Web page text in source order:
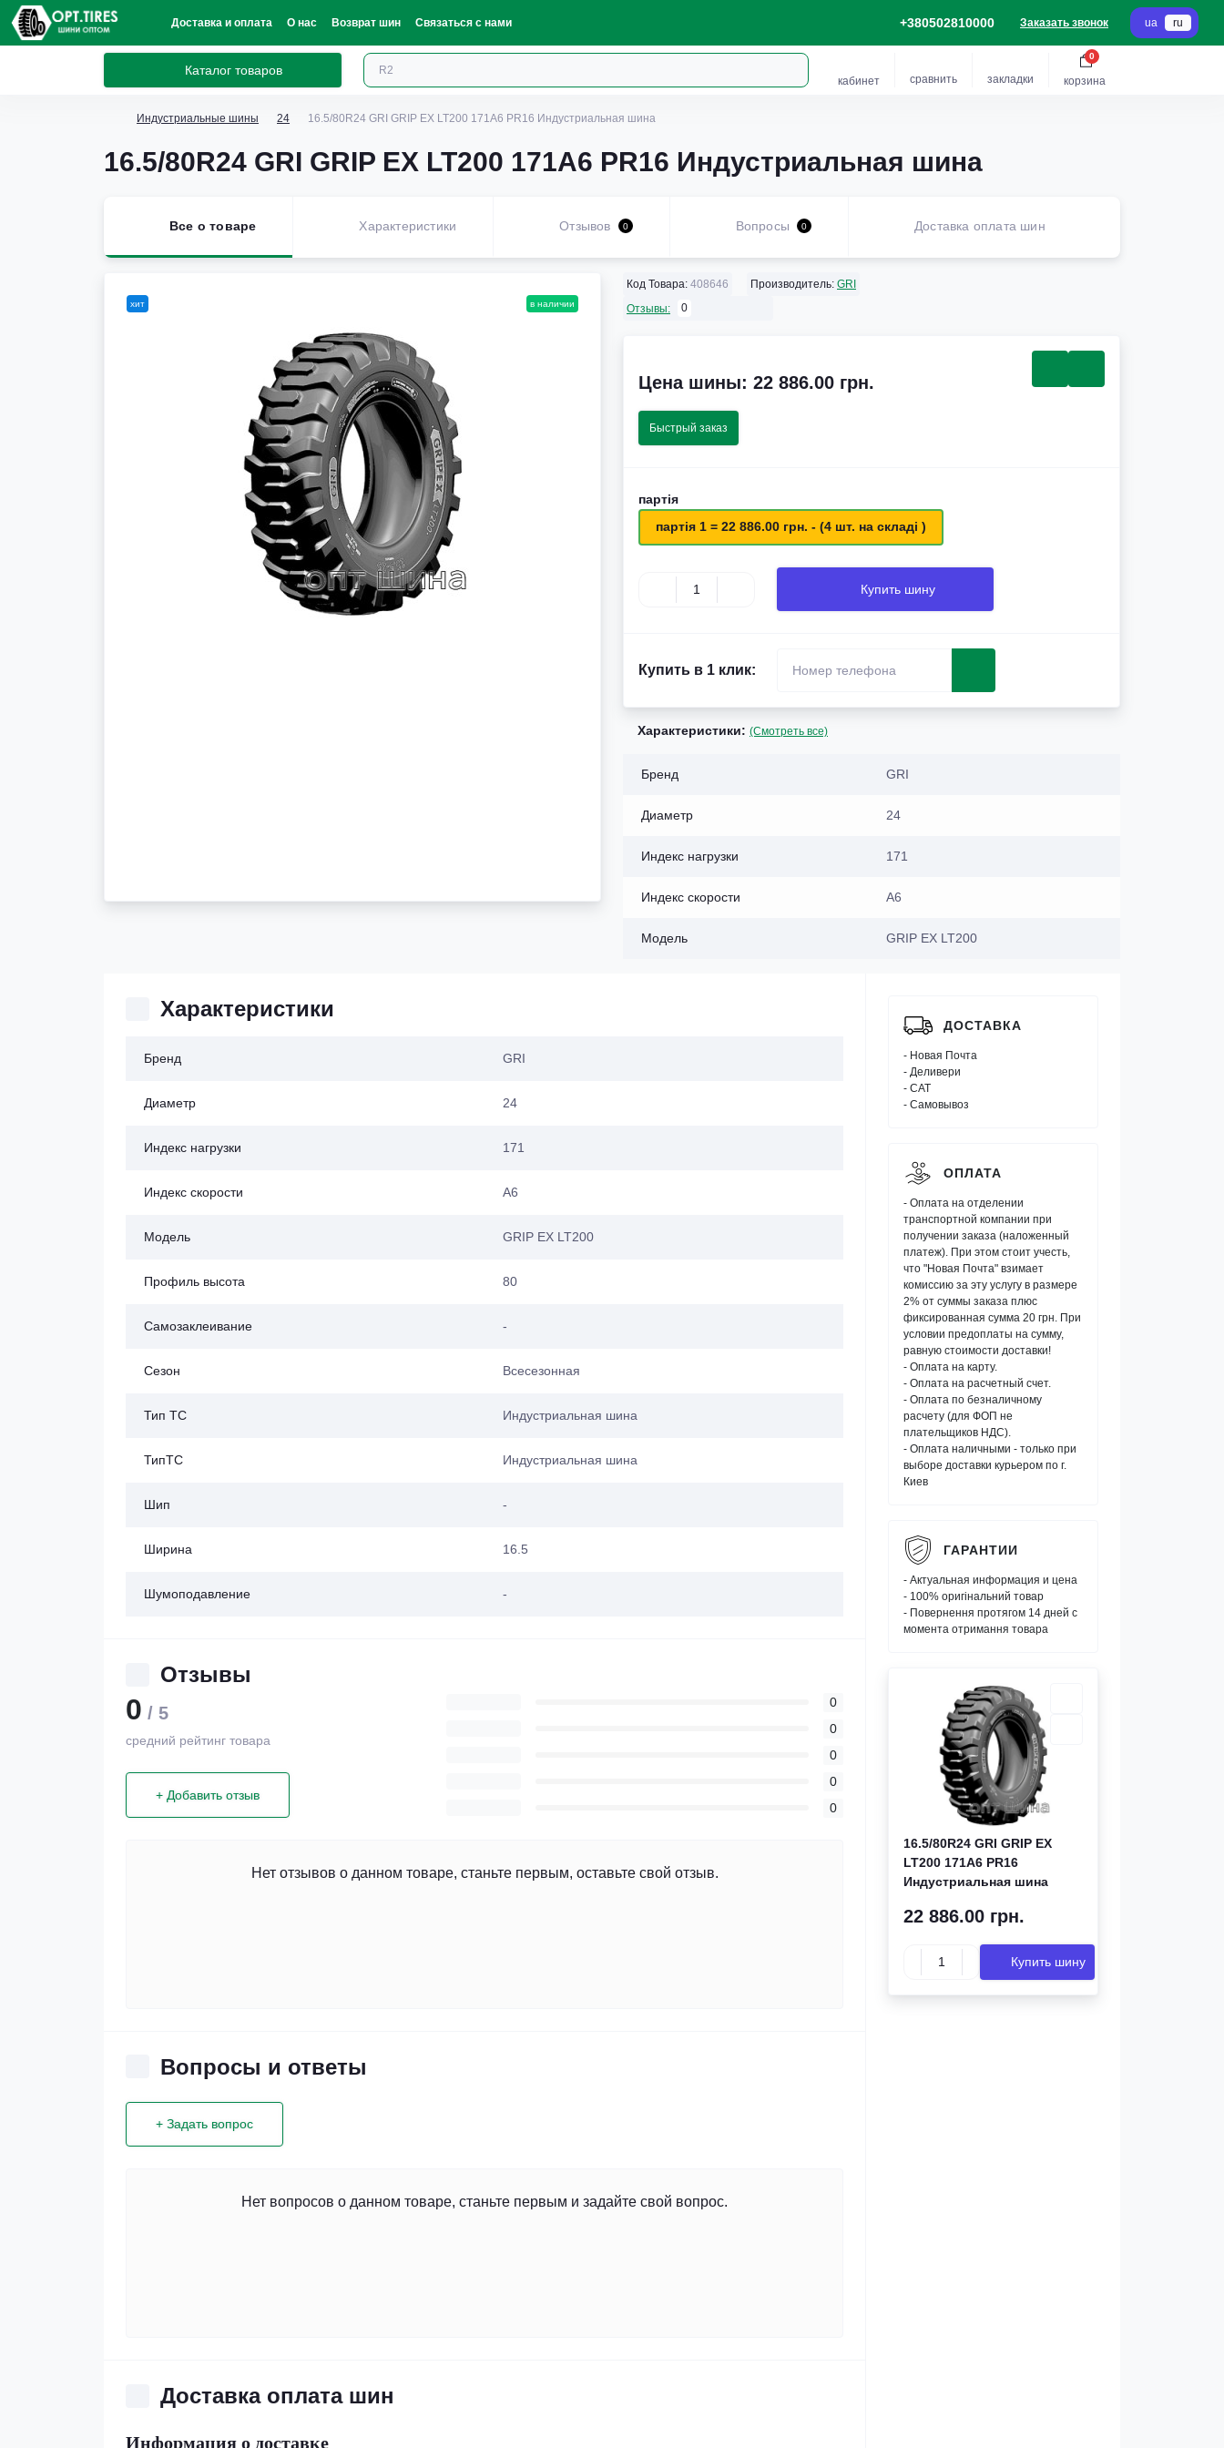
Доставка и оплата О нас Возврат шин Связаться с нами +380502810000 Заказать звонок ua ru
Каталог товаров
кабинет сравнить закладки корзина
0
Индустриальные шины 24 16.5/80R24 GRI GRIP EX LT200 171A6 PR16 Индустриальная шина
16.5/80R24 GRI GRIP EX LT200 171A6 PR16 Индустриальная шина
Все о товаре Характеристики Отзывов 0 Вопросы 0 Доставка оплата шин
хит в наличии
Код Товара: 408646 Производитель: GRI
Отзывы:
0
Цена шины: 22 886.00 грн.
Быстрый заказ
партія
партія 1 = 22 886.00 грн. - (4 шт. на складі )
Купить шину
Купить в 1 клик:
Характеристики: (Смотреть все)
Бренд GRI
Диаметр 24
Индекс нагрузки 171
Индекс скорости A6
Модель GRIP EX LT200
Характеристики
Бренд GRI
Диаметр 24
Индекс нагрузки 171
Индекс скорости A6
Модель GRIP EX LT200
Профиль высота 80
Самозаклеивание -
Сезон Всесезонная
Тип ТС Индустриальная шина
ТипТС Индустриальная шина
Шип -
Ширина 16.5
Шумоподавление -
Отзывы
0 / 5
средний рейтинг товара
+ Добавить отзыв
0
0
0
0
0
Нет отзывов о данном товаре, станьте первым, оставьте свой отзыв.
Вопросы и ответы
+ Задать вопрос
Нет вопросов о данном товаре, станьте первым и задайте свой вопрос.
Доставка оплата шин
Информация о доставке
ДОСТАВКА
- Новая Почта
- Деливери
- САТ
- Самовывоз
ОПЛАТА
- Оплата на отделении
транспортной компании при
получении заказа (наложенный
платеж). При этом стоит учесть,
что "Новая Почта" взимает
комиссию за эту услугу в размере
2% от суммы заказа плюс
фиксированная сумма 20 грн. При
условии предоплаты на сумму,
равную стоимости доставки!
- Оплата на карту.
- Оплата на расчетный счет.
- Оплата по безналичному
расчету (для ФОП не
плательщиков НДС).
- Оплата наличными - только при
выборе доставки курьером по г.
Киев
ГАРАНТИИ
- Актуальная информация и цена
- 100% оригінальний товар
- Повернення протягом 14 дней с
момента отримання товара
16.5/80R24 GRI GRIP EX
LT200 171A6 PR16
Индустриальная шина
22 886.00 грн.
Купить шину